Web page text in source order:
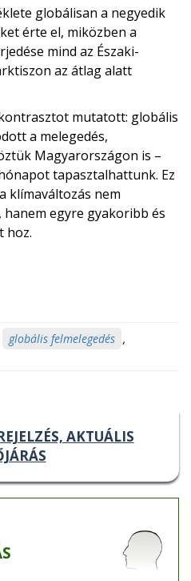
globálisan a negyedik
érte el, miközben a
mind az Északi-
az átlag alatt
mutatott: globális
a melegedés,
Magyarországon is –
tapasztalhattunk. Ez
klímaváltozás nem
egyre gyakoribb és
hoz.
globális felmelegedés ,
AKTUÁLIS